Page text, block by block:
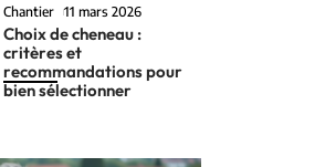
Chantier 11 mars 2026
Choix de cheneau :
critères et
recommandations pour
bien sélectionner